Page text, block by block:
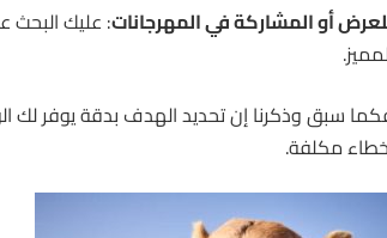
أو المشاركة في المهرجانات: عليك البحث
سبق وذكرنا إن تحديد الهدف بدقة يوفر لك
مكلفة.